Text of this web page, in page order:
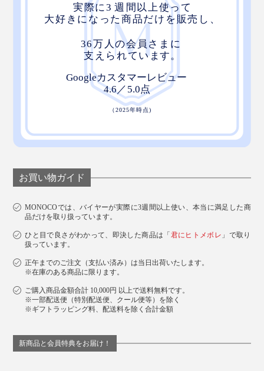
お買い物ガイド
MONOCOでは、バイヤーが実際に3週間以上使い、本当に満足した商
品だけを取り扱っています。
ひと目で良さがわかって、即決した商品は「君にヒトメボレ 」で取り
扱っています。
正午までのご注文（支払い済み）は当日出荷いたします。
※在庫のある商品に限ります。
ご購入商品金額合計 10,000円 以上で送料無料です。
※一部配送便（特別配送便、クール便等）を除く
※ギフトラッピング料、配送料を除く合計金額
新商品と会員特典をお届け！